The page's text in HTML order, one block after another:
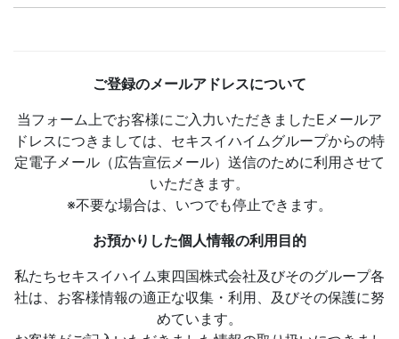
ご登録のメールアドレスについて
当フォーム上でお客様にご入力いただきましたEメールア
ドレスにつきましては、セキスイハイムグループからの特
定電子メール（広告宣伝メール）送信のために利用させて
いただきます。
※不要な場合は、いつでも停止できます。
お預かりした個人情報の利用目的
私たちセキスイハイム東四国株式会社及びそのグループ各
社は、お客様情報の適正な収集・利用、及びその保護に努
めています。